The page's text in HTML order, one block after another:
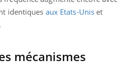
identiques aux Etats-Unis et
mécanismes